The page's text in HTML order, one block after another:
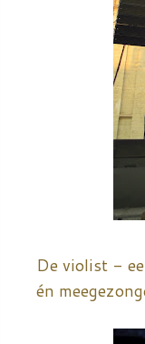
De violist -
én